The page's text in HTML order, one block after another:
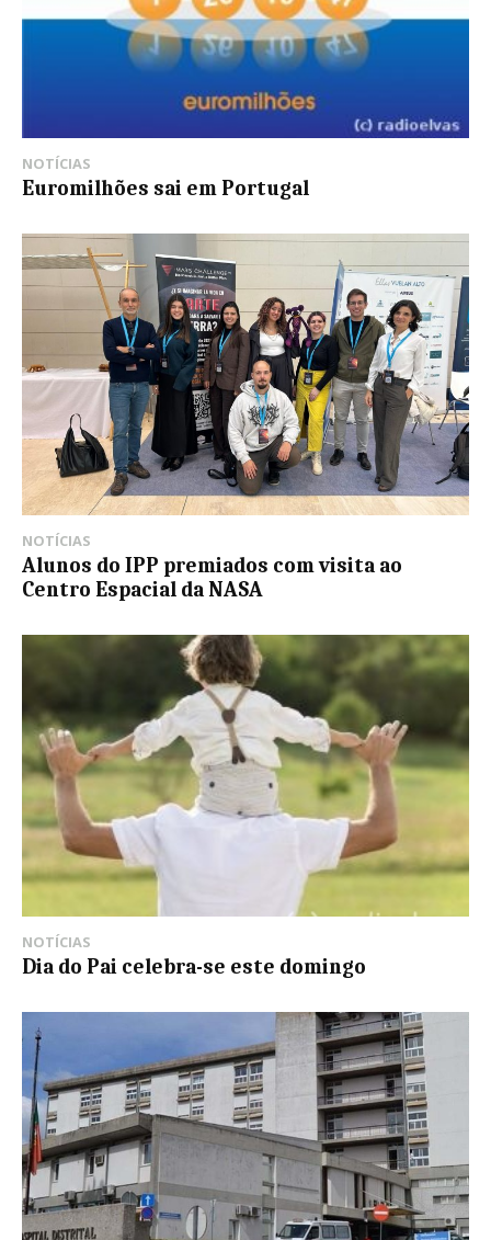
NOTÍCIAS
Euromilhões sai em Portugal
NOTÍCIAS
Alunos do IPP premiados com visita ao
Centro Espacial da NASA
NOTÍCIAS
Dia do Pai celebra-se este domingo